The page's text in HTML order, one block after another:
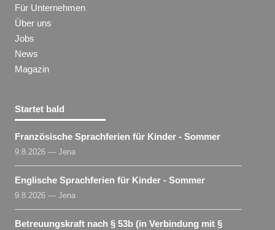
Für Unternehmen
Über uns
Jobs
News
Magazin
Startet bald
Französische Sprachferien für Kinder - Sommer
9.8.2026 — Jena
Englische Sprachferien für Kinder - Sommer
9.8.2026 — Jena
Betreuungskraft nach § 53b (in Verbindung mit §